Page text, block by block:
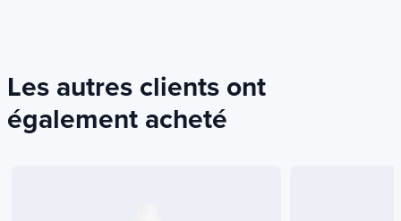
Les autres clients ont
également acheté